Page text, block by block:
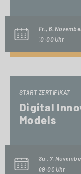
Fr., 6.
10:00 Uhr
START ZERTIFIKAT
Digital
Models
Sa., 7.
09:00 Uhr